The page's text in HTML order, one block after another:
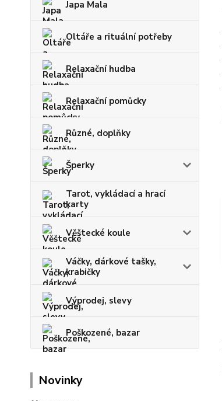
Japa Mala
Oltáře a rituální potřeby
Relaxační hudba
Relaxační pomůcky
Různé, doplňky
Šperky
Tarot, vykládací a hrací
karty
Věštecké koule
Váčky, dárkové tašky,
krabičky
Výprodej, slevy
Poškozené, bazar
Novinky